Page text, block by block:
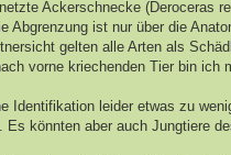
Ackerschnecke (Deroceras
Abgrenzung ist nur über die
gelten alle Arten als
vorne kriechenden Tier bin ich
Identifikation leider etwas zu
Es könnten aber auch Jungtiere